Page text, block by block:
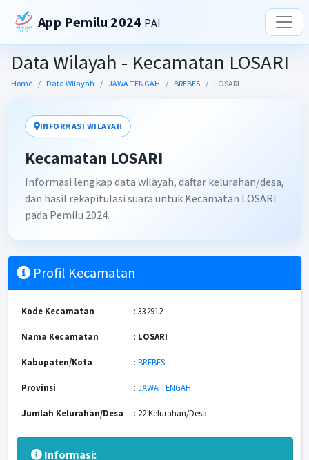
App Pemilu 2024 PAI
Data Wilayah - Kecamatan LOSARI
Home Data Wilayah JAWA TENGAH BREBES LOSARI
INFORMASI WILAYAH
Kecamatan LOSARI
Informasi lengkap data wilayah, daftar kelurahan/desa,
dan hasil rekapitulasi suara untuk Kecamatan LOSARI
pada Pemilu 2024.
Profil Kecamatan
Kode Kecamatan : 332912
Nama Kecamatan : LOSARI
Kabupaten/Kota : BREBES
Provinsi : JAWA TENGAH
Jumlah Kelurahan/Desa : 22 Kelurahan/Desa
Informasi: